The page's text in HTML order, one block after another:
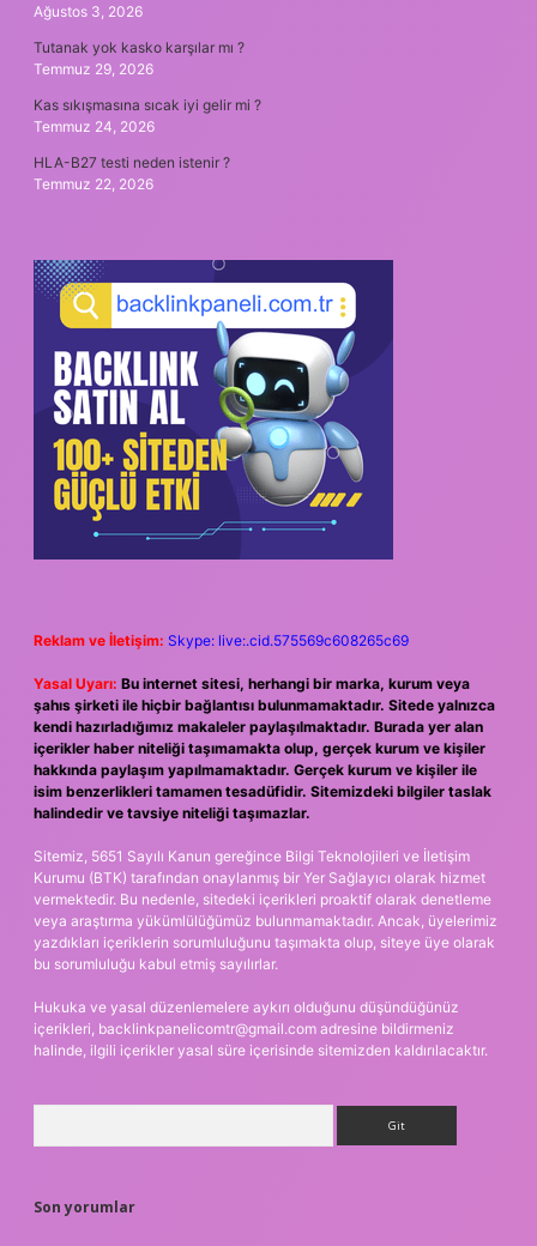
Ağustos 3, 2026
Tutanak yok kasko karşılar mı ?
Temmuz 29, 2026
Kas sıkışmasına sıcak iyi gelir mi ?
Temmuz 24, 2026
HLA-B27 testi neden istenir ?
Temmuz 22, 2026
Reklam ve İletişim: Skype: live:.cid.575569c608265c69
Yasal Uyarı: Bu internet sitesi, herhangi bir marka, kurum veya
şahıs şirketi ile hiçbir bağlantısı bulunmamaktadır. Sitede yalnızca
kendi hazırladığımız makaleler paylaşılmaktadır. Burada yer alan
içerikler haber niteliği taşımamakta olup, gerçek kurum ve kişiler
hakkında paylaşım yapılmamaktadır. Gerçek kurum ve kişiler ile
isim benzerlikleri tamamen tesadüfidir. Sitemizdeki bilgiler taslak
halindedir ve tavsiye niteliği taşımazlar.
Sitemiz, 5651 Sayılı Kanun gereğince Bilgi Teknolojileri ve İletişim
Kurumu (BTK) tarafından onaylanmış bir Yer Sağlayıcı olarak hizmet
vermektedir. Bu nedenle, sitedeki içerikleri proaktif olarak denetleme
veya araştırma yükümlülüğümüz bulunmamaktadır. Ancak, üyelerimiz
yazdıkları içeriklerin sorumluluğunu taşımakta olup, siteye üye olarak
bu sorumluluğu kabul etmiş sayılırlar.
Hukuka ve yasal düzenlemelere aykırı olduğunu düşündüğünüz
içerikleri, backlinkpanelicomtr@gmail.com adresine bildirmeniz
halinde, ilgili içerikler yasal süre içerisinde sitemizden kaldırılacaktır.
Son yorumlar